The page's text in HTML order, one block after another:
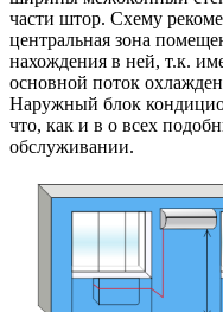
части штор. Схему
центральная зона
нахождения в ней, т.к.
основной поток
Наружный блок
что, как и в о всех
обслуживании.